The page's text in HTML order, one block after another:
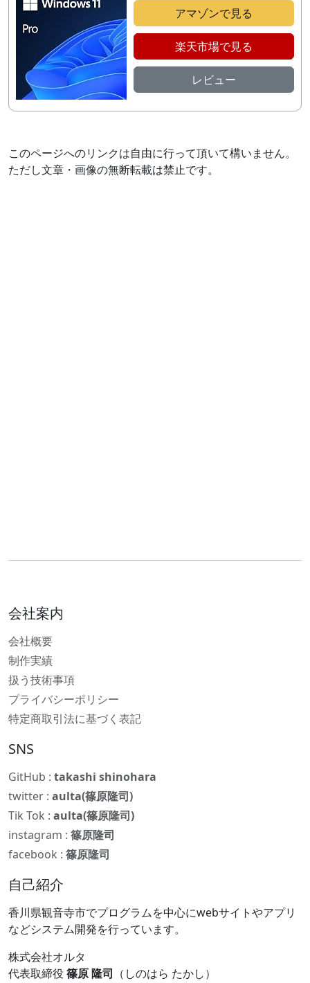
アマゾンで見る
楽天市場で見る
レビュー
このページへのリンクは自由に行って頂いて構いません。
ただし文章・画像の無断転載は禁止です。
会社案内
会社概要
制作実績
扱う技術事項
プライバシーポリシー
特定商取引法に基づく表記
SNS
GitHub : takashi shinohara
twitter : aulta(篠原隆司)
Tik Tok : aulta(篠原隆司)
instagram : 篠原隆司
facebook : 篠原隆司
自己紹介
香川県観音寺市でプログラムを中心にwebサイトやアプリ
などシステム開発を行っています。
株式会社オルタ
代表取締役 篠原 隆司 （しのはら たかし）